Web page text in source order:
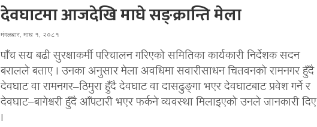
देवघाटमा आजदेखि माघे सङ्क्रान्ति मेला
मंगलबार, माघ १, २०८१
पाँच सय बढी सुरक्षाकर्मी परिचालन गरिएको समितिका कार्यकारी निर्देशक सदन
बरालले बताए । उनका अनुसार मेला अवधिमा सवारीसाधन चितवनको रामनगर हुँदै
देवघाट वा रामनगर–ठिमुरा हुँदै देवघाट वा दासढुङ्गा भएर देवघाटबाट प्रवेश गर्ने र
देवघाट–बागेश्वरी हुँदै आँपटारी भएर फर्कने व्यवस्था मिलाइएको उनले जानकारी दिए
।